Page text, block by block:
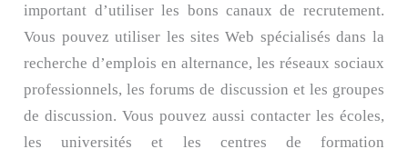
important d’utiliser les bons canaux de recrutement.
Vous pouvez utiliser les sites Web spécialisés dans la
recherche d’emplois en alternance, les réseaux sociaux
professionnels, les forums de discussion et les groupes
de discussion. Vous pouvez aussi contacter les écoles,
les universités et les centres de formation